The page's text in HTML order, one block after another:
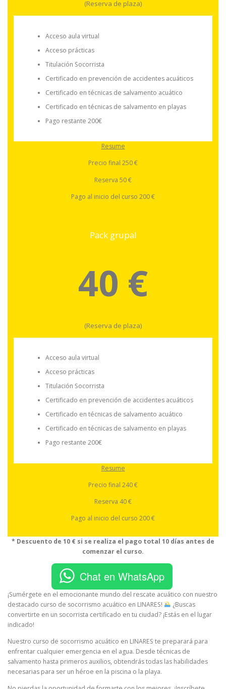
(Reserva de plaza)
Acceso aula virtual
Acceso prácticas
Titulación Socorrista
Certificado en prevención de accidentes acuáticos
Certificado en técnicas de salvamento acuático
Certificado en técnicas de salvamento en playas
Pago restante 200€
Resume
Precio final 250 €
Reserva 50 €
Pago al inicio del curso 200 €
Pack grupal
40 €
(Reserva de plaza)
Acceso aula virtual
Acceso prácticas
Titulación Socorrista
Certificado en prevención de accidentes acuáticos
Certificado en técnicas de salvamento acuático
Certificado en técnicas de salvamento en playas
Pago restante 200€
Resume
Precio final 240 €
Reserva 40 €
Pago al inicio del curso 200 €
* Descuento de 10 € si se realiza el pago total 10 días antes de
comenzar el curso.
Chat en WhatsApp
¡Sumérgete en el emocionante mundo del rescate acuático con nuestro
destacado curso de socorrismo acuático en LINARES!
¿Buscas
convertirte en un socorrista certificado en tu ciudad? ¡Estás en el lugar
indicado!
Nuestro curso de socorrismo acuático en LINARES te preparará para
enfrentar cualquier emergencia en el agua. Desde técnicas de
salvamento hasta primeros auxilios, obtendrás todas las habilidades
necesarias para ser un héroe en la piscina o la playa.